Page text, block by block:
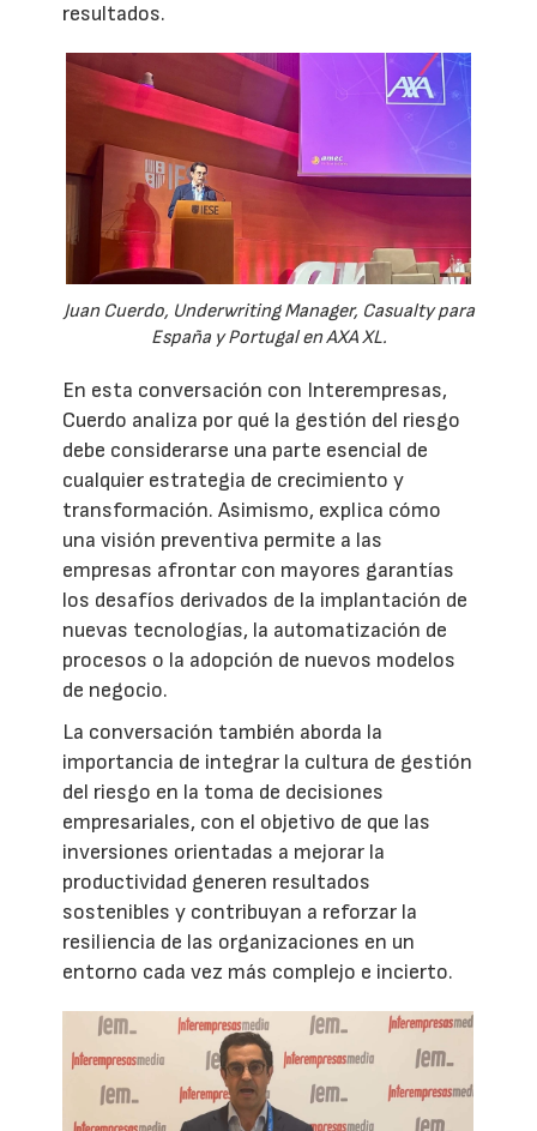
resultados.
Juan Cuerdo, Underwriting Manager, Casualty para
España y Portugal en AXA XL.
En esta conversación con Interempresas,
Cuerdo analiza por qué la gestión del riesgo
debe considerarse una parte esencial de
cualquier estrategia de crecimiento y
transformación. Asimismo, explica cómo
una visión preventiva permite a las
empresas afrontar con mayores garantías
los desafíos derivados de la implantación de
nuevas tecnologías, la automatización de
procesos o la adopción de nuevos modelos
de negocio.
La conversación también aborda la
importancia de integrar la cultura de gestión
del riesgo en la toma de decisiones
empresariales, con el objetivo de que las
inversiones orientadas a mejorar la
productividad generen resultados
sostenibles y contribuyan a reforzar la
resiliencia de las organizaciones en un
entorno cada vez más complejo e incierto.